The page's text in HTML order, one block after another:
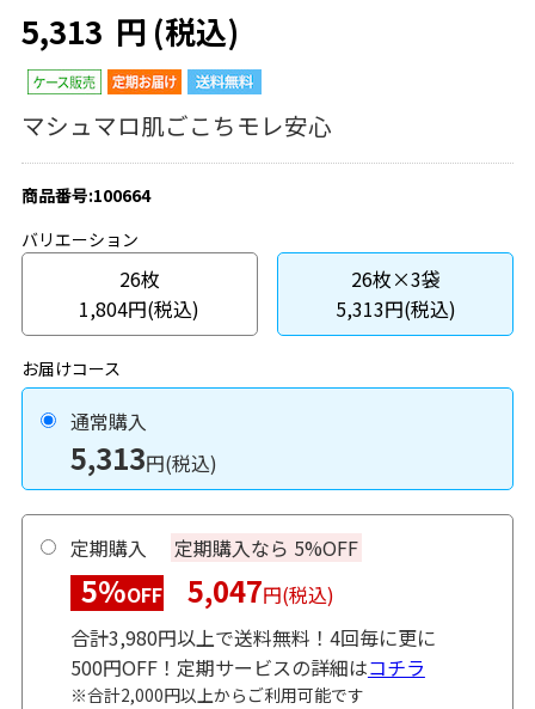
5,313 円 (税込)
マシュマロ肌ごこちモレ安心
商品番号:100664
バリエーション
26枚
1,804円(税込)
26枚×3袋
5,313円(税込)
お届けコース
通常購入
5,313円(税込)
定期購入 定期購入なら 5%OFF
5%OFF 5,047円(税込)
合計3,980円以上で送料無料！4回毎に更に
500円OFF！定期サービスの詳細はコチラ
※合計2,000円以上からご利用可能です